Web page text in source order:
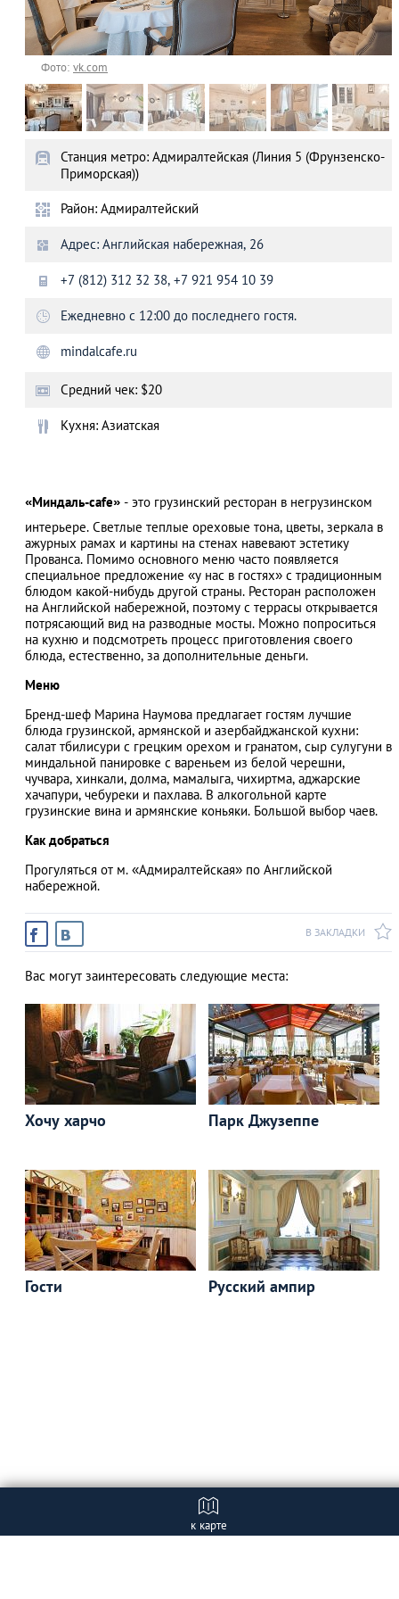
Фото:vk.com
Станция метро: Адмиралтейская (Линия 5 (Фрунзенско-
Приморская))
Район: Адмиралтейский
Адрес: Английская набережная, 26
+7 (812) 312 32 38, +7 921 954 10 39
Ежедневно с 12:00 до последнего гостя.
mindalcafe.ru
Средний чек: $20
Кухня: Азиатская
«Миндаль-cafe» - это грузинский ресторан в негрузинском
интерьере. Светлые теплые ореховые тона, цветы, зеркала в
ажурных рамах и картины на стенах навевают эстетику
Прованса. Помимо основного меню часто появляется
специальное предложение «у нас в гостях» с традиционным
блюдом какой-нибудь другой страны. Ресторан расположен
на Английской набережной, поэтому с террасы открывается
потрясающий вид на разводные мосты. Можно попроситься
на кухню и подсмотреть процесс приготовления своего
блюда, естественно, за дополнительные деньги.
Меню
Бренд-шеф Марина Наумова предлагает гостям лучшие
блюда грузинской, армянской и азербайджанской кухни:
салат тбилисури с грецким орехом и гранатом, сыр сулугуни в
миндальной панировке с вареньем из белой черешни,
чучвара, хинкали, долма, мамалыга, чихиртма, аджарские
хачапури, чебуреки и пахлава. В алкогольной карте
грузинские вина и армянские коньяки. Большой выбор чаев.
Как добраться
Прогуляться от м. «Адмиралтейская» по Английской
набережной.
В ЗАКЛАДКИ
Вас могут заинтересовать следующие места:
Хочу харчо Парк Джузеппе
Гости Русский ампир
к карте